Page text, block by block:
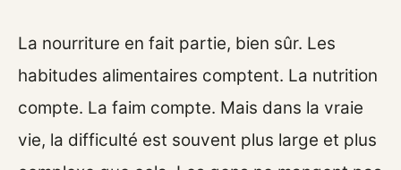
La nourriture en fait partie, bien sûr. Les
habitudes alimentaires comptent. La nutrition
compte. La faim compte. Mais dans la vraie
vie, la difficulté est souvent plus large et plus